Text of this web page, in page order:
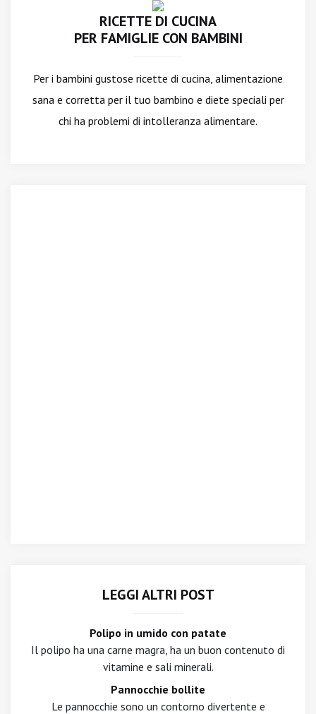
RICETTE DI CUCINA
PER FAMIGLIE CON BAMBINI
Per i bambini gustose ricette di cucina, alimentazione
sana e corretta per il tuo bambino e diete speciali per
chi ha problemi di intolleranza alimentare.
LEGGI ALTRI POST
Polipo in umido con patate
Il polipo ha una carne magra, ha un buon contenuto di
vitamine e sali minerali.
Pannocchie bollite
Le pannocchie sono un contorno divertente e